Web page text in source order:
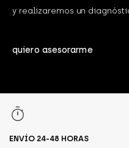
y realizaremos un
quiero asesorarme
ENVÍO 24-48 HORAS